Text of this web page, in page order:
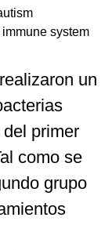
un
primer
como se
grupo